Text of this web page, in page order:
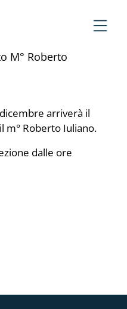
M° Roberto
arriverà il
m° Roberto Iuliano.
dalle ore